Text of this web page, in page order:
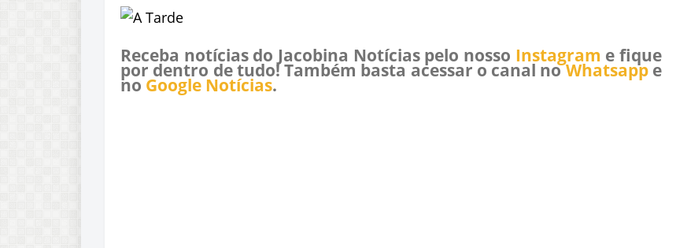
Receba notícias do Jacobina Notícias pelo nosso Instagram e fique
por dentro de tudo! Também basta acessar o canal noWhatsappe
no Google Notícias.